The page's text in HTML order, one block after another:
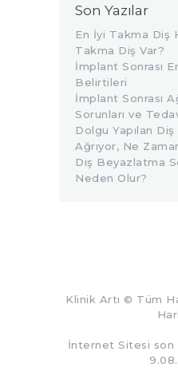
Son Yazılar
En İyi Takma Diş
Takma Diş Var?
İmplant Sonrası
Belirtileri
İmplant Sonrası
Sorunları ve
Dolgu Yapılan Diş
Ağrıyor, Ne
Diş Beyazlatma
Neden Olur?
Klinik Artı © Tüm
İnternet Sitesi son